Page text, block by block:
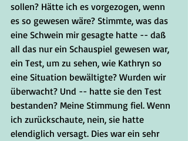
sollen? Hätte ich es vorgezogen, wenn
es so gewesen wäre? Stimmte, was das
eine Schwein mir gesagte hatte -- daß
all das nur ein Schauspiel gewesen war,
ein Test, um zu sehen, wie Kathryn so
eine Situation bewältigte? Wurden wir
überwacht? Und -- hatte sie den Test
bestanden? Meine Stimmung fiel. Wenn
ich zurückschaute, nein, sie hatte
elendiglich versagt. Dies war ein sehr